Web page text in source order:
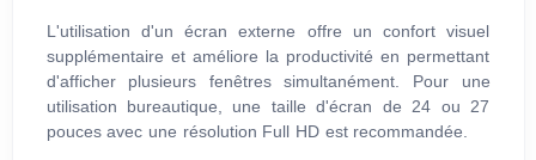
L'utilisation d'un écran externe offre un confort visuel
supplémentaire et améliore la productivité en permettant
d'afficher plusieurs fenêtres simultanément. Pour une
utilisation bureautique, une taille d'écran de 24 ou 27
pouces avec une résolution Full HD est recommandée.